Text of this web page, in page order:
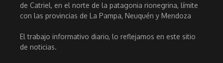
de Catriel, en el norte de la patagonia rionegrina, límite
con las provincias de La Pampa, Neuquén y Mendoza
El trabajo informativo diario, lo reflejamos en este sitio
de noticias.